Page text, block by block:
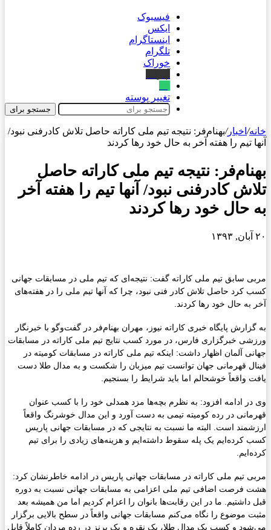
فیسبوک
ایکس
اینستاگرام
تلگرام
خوراک
تغییر پوسته
جستجو برای
خانه/ اخبار/بهنام‌فر: نتیجه تیم ملی کاراته حاصل تلاش کادرفنی نبود/
آنها تیم را هفته آخر به حال خود رها کردند
بهنام‌فر: نتیجه تیم ملی کاراته حاصل
تلاش کادرفنی نبود/ آنها تیم را هفته آخر
به حال خود رها کردند
۲۰ آبان, ۱۳۹۳
مربی سابق تیم ملی کاراته گفت: نتیجه‌ای که تیم ملی در مسابقات جهانی
کسب کرد حاصل تلاش کادر فنی نبود، چرا که آنها تیم ملی را در هفته‌‌های
آخر به حال خود رها کردند.
به گزارش پایگاه خبری کاراته نیوز، مهران بهنام‌فر در گفت‌وگو با خبرنگار
ورزشی خبرگزاری فارس، در مورد کسب نتایج تیم ملی کاراته در مسابقات
جهانی آلمان اظهار داشت: اینکه تیم ملی کاراته در مسابقات کومیته در
فینال قهرمانی جهان توانست تیم میزبان را شکست و به مدال طلا دست
یافت واقعاً خوشحالم اما باید شرایط را بسنجیم.
وی در ادامه افزود: به نظرم بچه‌ها مزد همدلی خود را با کسب عنوان
قهرمانی در رده کومیته تیمی به دست آورد و این مدال خوشرنگ واقعاً
ارزشمند است. البته ما نسبت به نتایجی که در مسابقات جهانی پاریس
کسب کرده‌ایم یک پله سقوط داشته‌ایم و هزینه‌های زیادی را برای تیم
کرده‌ایم.
مربی تیم ملی کاراته در مسابقات جهانی پاریس در ادامه خاطرنشان کرد:
هشت فرصت اضافی تیم ملی اعزامی به مسابقات جهانی نسبت به دوره
قبل داشتیم. ما در این رقابت‌ها بانوان را اعزام کردیم اما من همیشه بعد
مثبت موضوع را نگاه می‌کنم مسابقات جهانی واقعاً در سطح بالایی برگزار
می‌شود و کسب یک مدال طلا،‌ یک نقره و یک برنز در رده مردان کاملاً قابل